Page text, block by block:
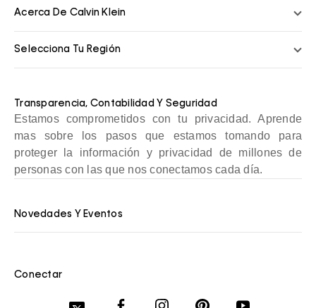
Acerca De Calvin Klein
Selecciona Tu Región
Transparencia, Contabilidad Y Seguridad
Estamos comprometidos con tu privacidad. Aprende
mas sobre los pasos que estamos tomando para
proteger la información y privacidad de millones de
personas con las que nos conectamos cada día.
Novedades Y Eventos
Conectar